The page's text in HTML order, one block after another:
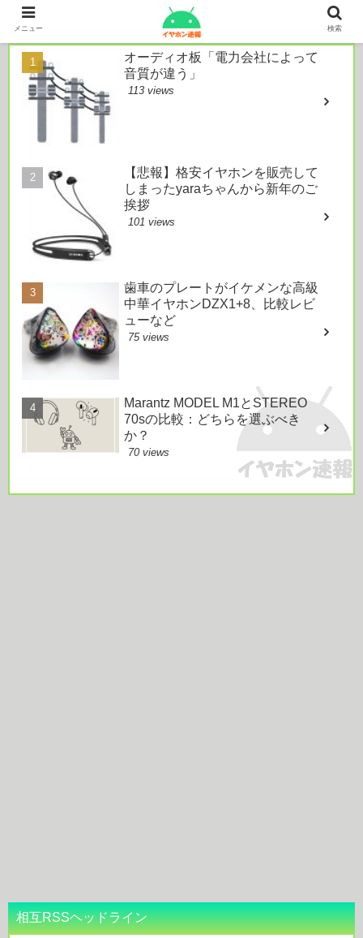
本日のおすすめ
オーディオ板「電力会社によって
音質が違う」
113 views
【悲報】格安イヤホンを販売して
しまったyaraちゃんから新年のご
挨拶
101 views
歯車のプレートがイケメンな高級
中華イヤホンDZX1+8、比較レビ
ューなど
75 views
Marantz MODEL M1とSTEREO
70sの比較：どちらを選ぶべき
か？
70 views
相互RSSヘッドライン
メニュー 検索